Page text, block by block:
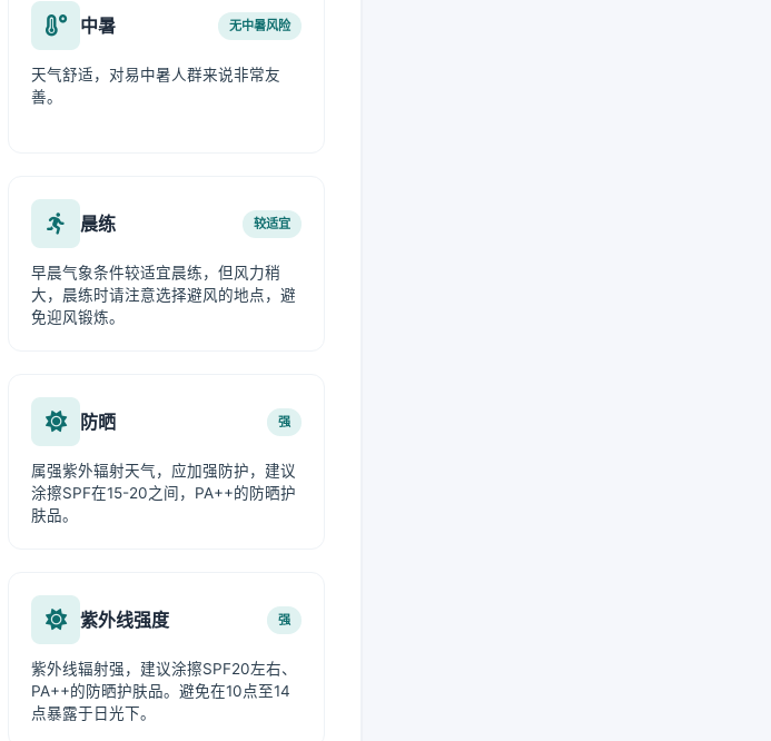
中暑 无中暑风险
天气舒适，对易中暑人群来说非常友
善。
晨练 较适宜
早晨气象条件较适宜晨练，但风力稍
大，晨练时请注意选择避风的地点，避
免迎风锻炼。
防晒 强
属强紫外辐射天气，应加强防护，建议
涂擦SPF在15-20之间，PA++的防晒护
肤品。
紫外线强度 强
紫外线辐射强，建议涂擦SPF20左右、
PA++的防晒护肤品。避免在10点至14
点暴露于日光下。